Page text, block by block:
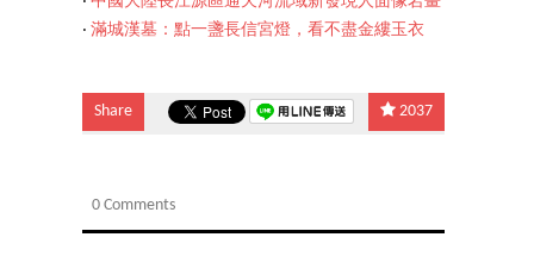
‧ 滿城漢墓：點一盞長信宮燈，看不盡金縷玉衣
Share 2037
0 Comments